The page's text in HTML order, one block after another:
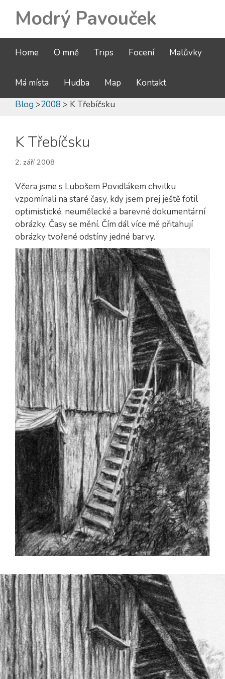
Modrý Pavouček
Home O mně Trips Focení Malůvky
Má místa Hudba Map
Kontakt
Blog >2008 > K Třebíčsku
K Třebíčsku
2. září 2008
Včera jsme s Lubošem Povidlákem chvilku
vzpomínali na staré časy, kdy jsem prej ještě fotil
optimistické, neumělecké a barevné dokumentární
obrázky. Časy se mění. Čím dál více mě přitahují
obrázky tvořené odstíny jedné barvy.